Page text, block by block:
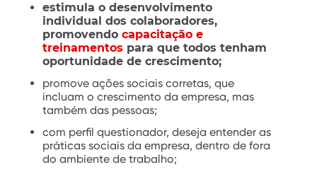
estimula o desenvolvimento
individual dos colaboradores,
promovendo capacitação e
treinamentos para que todos tenham
oportunidade de crescimento;
promove ações sociais corretas, que
incluam o crescimento da empresa, mas
também das pessoas;
com perfil questionador, deseja entender as
práticas sociais da empresa, dentro de fora
do ambiente de trabalho;